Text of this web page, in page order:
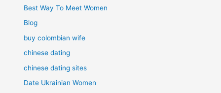
Best Way To Meet Women
Blog
buy colombian wife
chinese dating
chinese dating sites
Date Ukrainian Women